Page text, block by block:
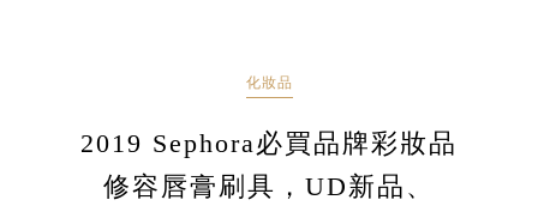
化妝品
2019 Sephora必買品牌彩妝品
修容唇膏刷具，UD新品、